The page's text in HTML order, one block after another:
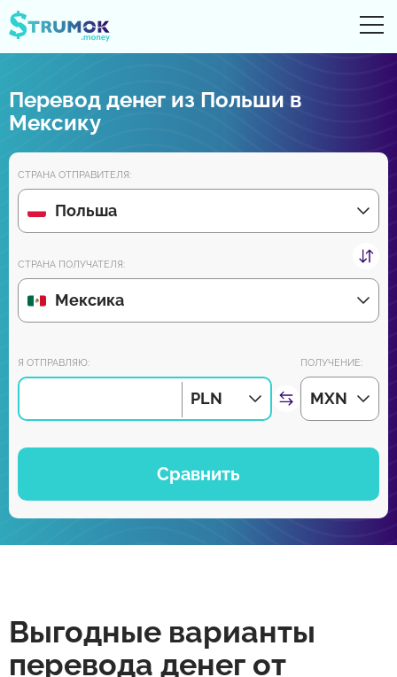
Денежные переводы
Цифровые счета
Обзоры партнеров
Уже скоро скачайте приложение для Android и iPhone:
Перевод денег из Польши в
Мексику
СТРАНА ОТПРАВИТЕЛЯ:
Польша
СТРАНА ПОЛУЧАТЕЛЯ:
Мексика
Я ОТПРАВЛЯЮ:
PLN
ПОЛУЧЕНИЕ:
MXN
Сравнить
Выгодные варианты
перевода денег от